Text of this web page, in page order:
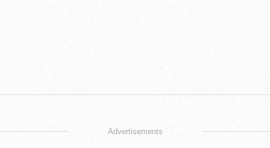
Advertisements